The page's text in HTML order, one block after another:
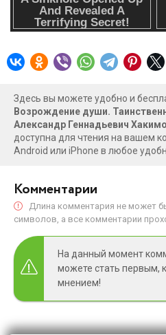
Здесь вы можете удобно и
Возрождение души.
Александр Геннадьевич
доступна для чтения на вашем
Android или iPhone в любое
Комментарии
Длина комментария не может
символов, а все комментарии
На данный момент
можете стать первым,
мнением!